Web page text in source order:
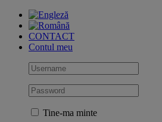
Skip
contentCONTACT
Contul meu
Tine-ma minte